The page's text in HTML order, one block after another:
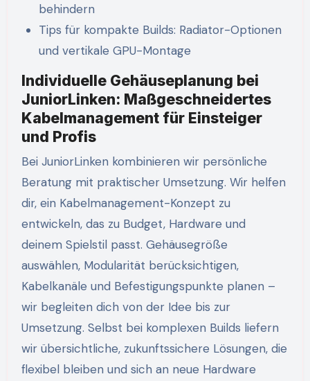
behindern
Tips für kompakte Builds: Radiator-Optionen
und vertikale GPU-Montage
Individuelle Gehäuseplanung bei
JuniorLinken: Maßgeschneidertes
Kabelmanagement für Einsteiger
und Profis
Bei JuniorLinken kombinieren wir persönliche
Beratung mit praktischer Umsetzung. Wir helfen
dir, ein Kabelmanagement-Konzept zu
entwickeln, das zu Budget, Hardware und
deinem Spielstil passt. Gehäusegröße
auswählen, Modularität berücksichtigen,
Kabelkanäle und Befestigungspunkte planen –
wir begleiten dich von der Idee bis zur
Umsetzung. Selbst bei komplexen Builds liefern
wir übersichtliche, zukunftssichere Lösungen, die
flexibel bleiben und sich an neue Hardware